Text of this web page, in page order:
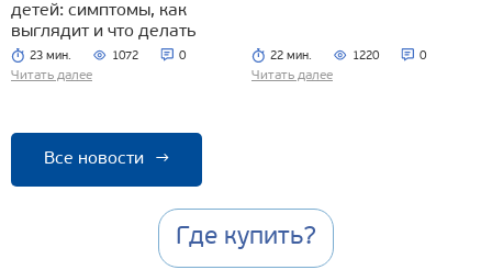
детей: симптомы, как
выглядит и что делать
23 мин. 1072 0
Читать далее
22 мин. 1220 0
Читать далее
Все новости →
Где купить?